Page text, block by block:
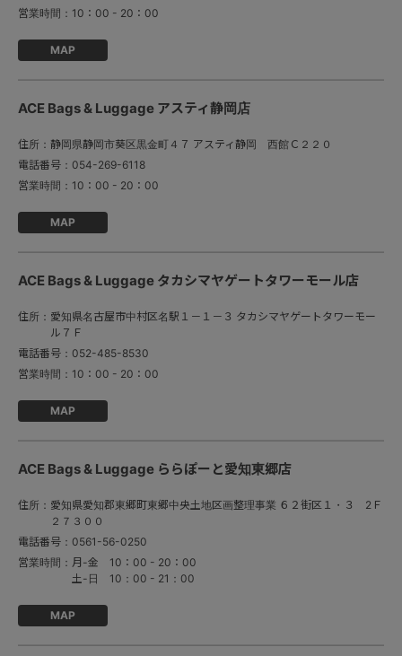
営業時間： 10：00 - 20：00
MAP
ACE Bags & Luggage アスティ静岡店
住所： 静岡県静岡市葵区黒金町４７ アスティ静岡 西館Ｃ２２０
電話番号： 054-269-6118
営業時間： 10：00 - 20：00
MAP
ACE Bags & Luggage タカシマヤゲートタワーモール店
住所： 愛知県名古屋市中村区名駅１－１－３ タカシマヤゲートタワーモー
ル７Ｆ
電話番号： 052-485-8530
営業時間： 10：00 - 20：00
MAP
ACE Bags & Luggage ららぽーと愛知東郷店
住所： 愛知県愛知郡東郷町東郷中央土地区画整理事業 ６２街区１・３ 2Ｆ
２７３００
電話番号： 0561-56-0250
営業時間： 月-金　10：00 - 20：00
土-日　10：00 - 21：00
MAP